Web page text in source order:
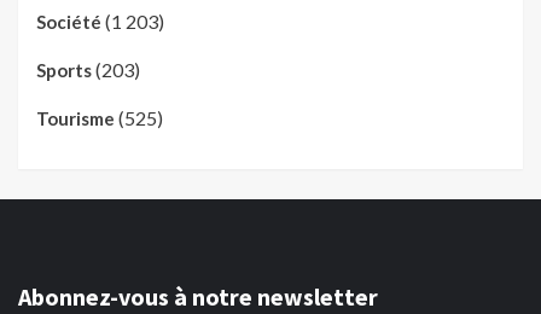
Société (1 203)
Sports(203)
Tourisme (525)
Abonnez-vous à notre newsletter